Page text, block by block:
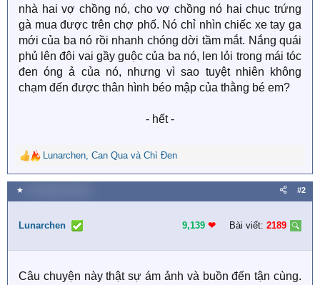
nhà hai vợ chồng nó, cho vợ chồng nó hai chục trứng
gà mua được trên chợ phố. Nó chỉ nhìn chiếc xe tay ga
mới của ba nó rồi nhanh chóng dời tầm mắt. Nắng quái
phủ lên đôi vai gầy guộc của ba nó, len lỏi trong mái tóc
đen óng ả của nó, nhưng vì sao tuyệt nhiên không
chạm đến được thân hình béo mập của thằng bé em?
- hết -​
R
e
a
c
i
n
:
Lunarchen, Can Quavà Chì Đen
★ #2
Lunarchen 9,139 ❤︎ Bài viết: 2189
Câu chuyện này thật sự ám ảnh và buồn đến tận cùng.